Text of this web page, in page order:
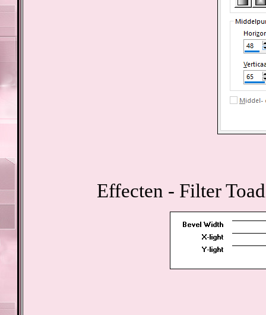
Effecten - Filter